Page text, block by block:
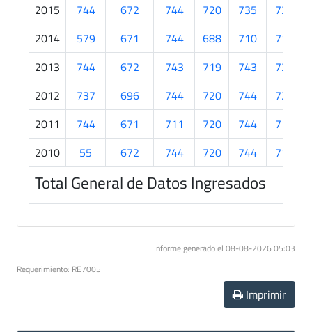
2015
744 672 744 720 735 720
2014
579 671 744 688 710 718
2013
744 672 743 719 743 720
2012
737 696 744 720 744 720
2011
744 671 711 720 744 719
2010
55 672 744 720 744 713
Total General de Datos Ingresados
Informe generado el 08-08-2026 05:03
Requerimiento: RE7005
Imprimir